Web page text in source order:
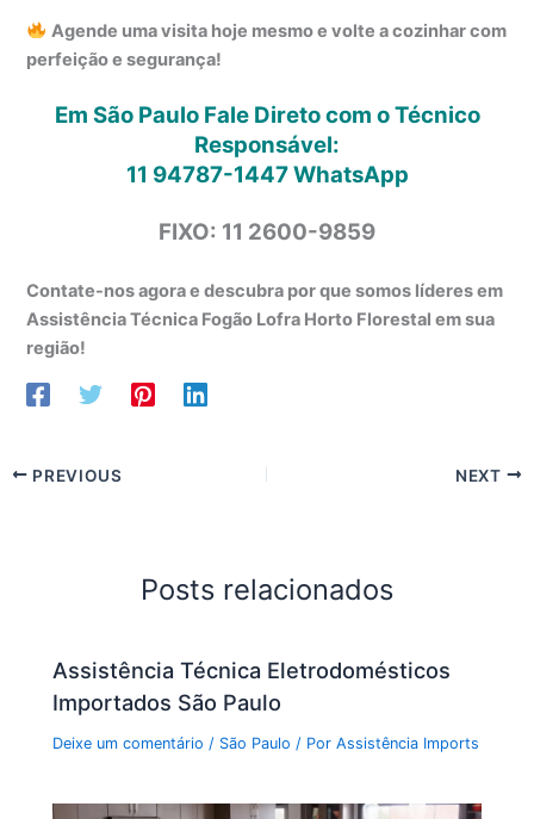
Agende uma visita hoje mesmo e volte a cozinhar com
perfeição e segurança!
Em São Paulo Fale Direto com o Técnico
Responsável:
11 94787-1447WhatsApp
FIXO: 11 2600-9859
Contate-nos agora e descubra por que somos líderes em
Assistência Técnica Fogão Lofra Horto Florestal em sua
região!
PREVIOUS NEXT
Posts relacionados
Assistência Técnica Eletrodomésticos
Importados São Paulo
Deixe um comentário / São Paulo / PorAssistência Imports